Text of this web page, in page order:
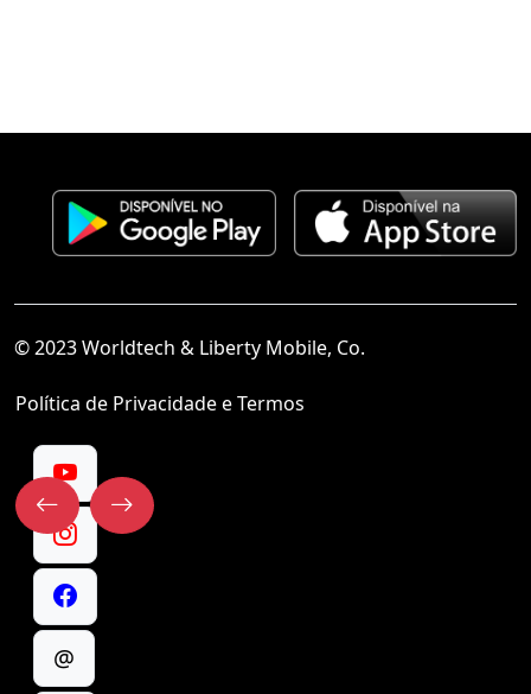
© 2023 Worldtech & Liberty Mobile, Co.
Política de Privacidade e Termos
@